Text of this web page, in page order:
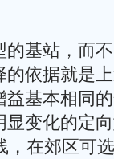
基站，而
依据就是
基本相同
变化的定
，在郊区可